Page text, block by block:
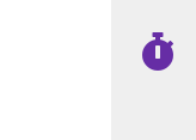
